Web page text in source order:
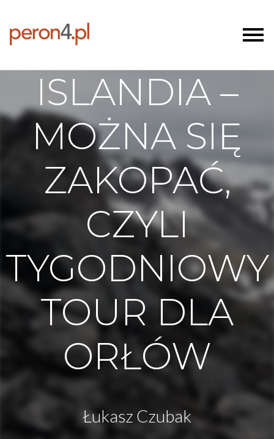
ISLANDIA –
MOŻNA SIĘ
ZAKOPAĆ,
CZYLI
TYGODNIOWY
TOUR DLA
ORŁÓW
Łukasz Czubak